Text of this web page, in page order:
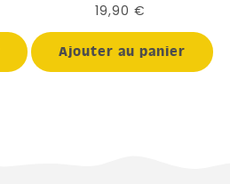
Prix
habituel
19,90 €
Ajouter au panier